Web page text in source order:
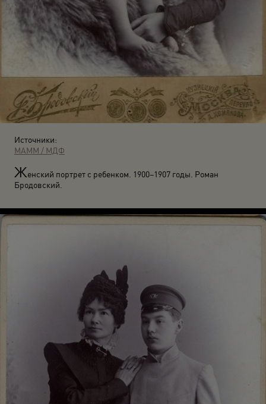
Источники:
МАММ / МДФ
Женский портрет с ребенком. 1900–1907 годы. Роман
Бродовский.